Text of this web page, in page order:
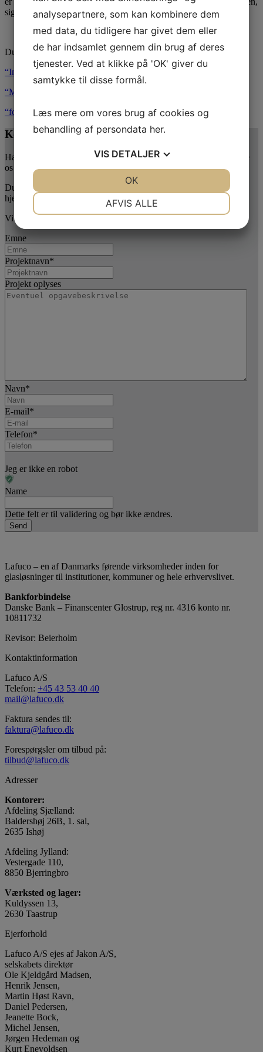
siger Janina Zerbe, der er kreativ partner iKHR Architecture
Du læser også artiklen i disse tidsskrifter:
“Indret”
“Magasinet indretning”
“foad”
Kontakt Lafuco i dag
Har du spørgsmål eller en forespørgsel til Lafuco, kan du kontakte
os på telefon+45 43 53 40 40.
Du kan også sende os en besked ved at udfylde formularen her på
hjemmesiden.
Vi glæder os til at høre fra dig.
Emne
Projektnavn*
Projekt oplyses
Navn*
E-mail*
Telefon*
Jeg er ikke en robot
Name
Dette felt er til validering og bør ikke ændres.
Send
Lafuco – en af Danmarks førende virksomheder inden for
glasløsninger til institutioner, kommuner og hele erhvervslivet.
Bankforbindelse
​Danske Bank – Finanscenter Glostrup, reg nr. 4316 konto nr.
10811732
Revisor: Beierholm
Kontaktinformation
Lafuco A/S
Telefon: +45 43 53 40 40
mail@lafuco.dk
Faktura sendes til:
faktura@lafuco.dk
Forespørgsler om tilbud på:
tilbud@lafuco.dk
Adresser
Kontorer:
Afdeling Sjælland:
Baldershøj 26B, 1. sal,
2635 Ishøj
Afdeling Jylland:
Vestergade 110,
8850 Bjerringbro
Værksted og lager:
Kuldyssen 13,
2630 Taastrup
Ejerforhold
Lafuco A/S ejes af Jakon A/S,
selskabets direktør
Ole Kjeldgård Madsen,
Henrik Jensen,
Martin Høst Ravn,
Daniel Pedersen,
Jeanette Bock,
Michel Jensen,
Jørgen Hedeman og
Kurt Enevoldsen
analysepartnere, som kan kombinere dem
med data, du tidligere har givet dem eller
de har indsamlet gennem din brug af deres
tjenester. Ved at klikke på 'OK' giver du
samtykke til disse formål.
Læs mere om vores brug af cookies og
behandling af persondata her.
VIS DETALJER
AFVIS ALLE
OK